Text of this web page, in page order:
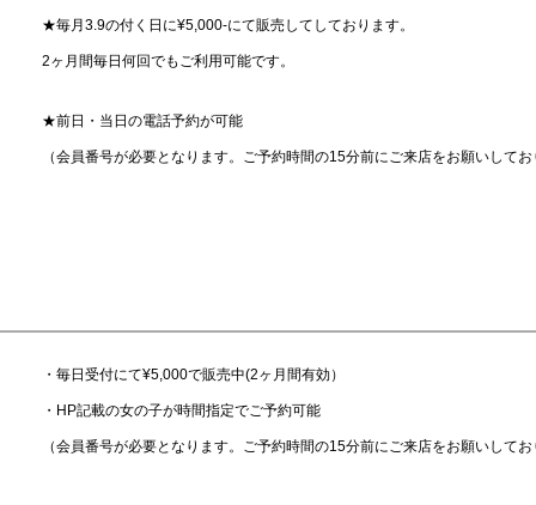
★毎月3.9の付く日に¥5,000-にて販売してしております。
2ヶ月間毎日何回でもご利用可能です。
★前日・当日の電話予約が可能
（会員番号が必要となります。ご予約時間の15分前にご来店をお願いし
・毎日受付にて¥5,000で販売中(2ヶ月間有効）
・HP記載の女の子が時間指定でご予約可能
（会員番号が必要となります。ご予約時間の15分前にご来店をお願いし